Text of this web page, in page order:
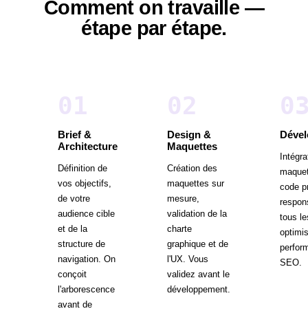
Comment on travaille —
étape par étape.
01
Brief &
Architecture
Définition de
vos objectifs,
de votre
audience cible
et de la
structure de
navigation. On
conçoit
l'arborescence
avant de
02
Design &
Maquettes
Création des
maquettes sur
mesure,
validation de la
charte
graphique et de
l'UX. Vous
validez avant le
développement.
0
code
tous
SEO.